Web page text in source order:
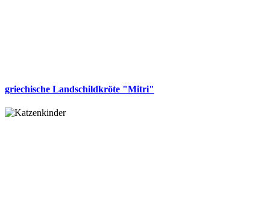
griechische Landschildkröte "Mitri"